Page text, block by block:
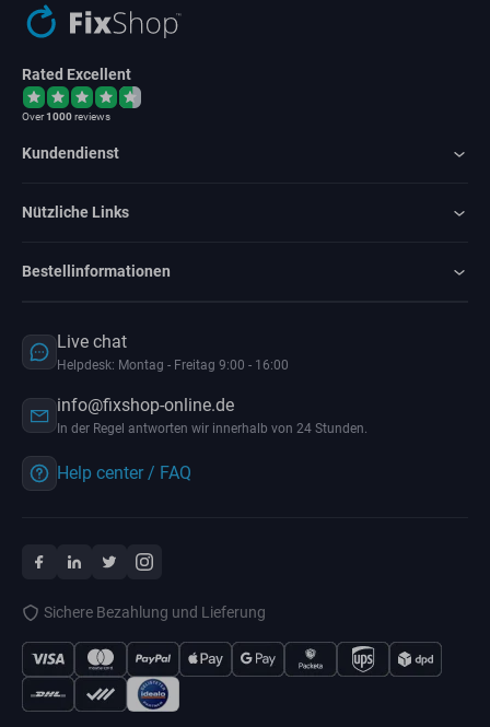
Rated Excellent
Over1000reviews
Kundendienst
Nützliche Links
Bestellinformationen
Live chat
Helpdesk: Montag - Freitag 9:00 - 16:00
info@fixshop-online.de
In der Regel antworten wir innerhalb von 24 Stunden.
Help center / FAQ
Sichere Bezahlung und Lieferung